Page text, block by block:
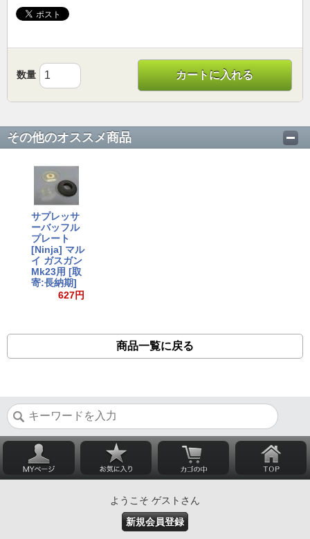
数量 カートに入れる
その他のオススメ商品
サプレッサ
ーバッフル
プレート
[Ninja] マル
イ ガスガン
Mk23用 [取
寄:長納期]
627円
商品一覧に戻る
ようこそ ゲストさん
新規会員登録